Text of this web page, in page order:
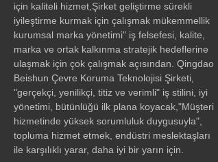
için kaliteli hizmet,Şirket geliştirme sürekli
iyileştirme kurmak için çalışmak mükemmellik
kurumsal marka yönetimi" iş felsefesi, kalite,
marka ve ortak kalkınma stratejik hedeflerine
ulaşmak için çok çalışmak açısından. Qingdao
Beishun Çevre Koruma Teknolojisi Şirketi,
"gerçekçi, yenilikçi, titiz ve verimli" iş stilini, iyi
yönetimi, bütünlüğü ilk plana koyacak,"Müşteri
hizmetinde yüksek sorumluluk duygusuyla",
topluma hizmet etmek, endüstri meslektaşları
ile karşılıklı yarar, daha iyi bir yarın için.